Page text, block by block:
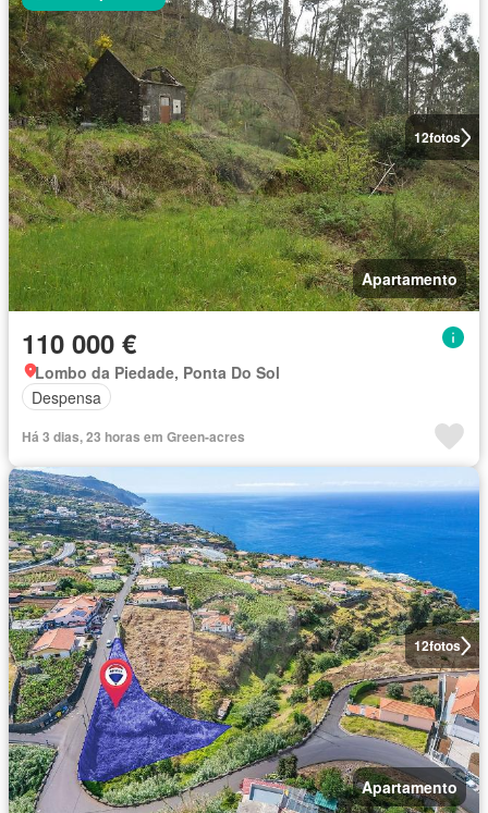
12fotos
Apartamento
110 000 €
Lombo da Piedade, Ponta Do Sol
Despensa
Há 3 dias, 23 horas em Green-acres
12fotos
Apartamento